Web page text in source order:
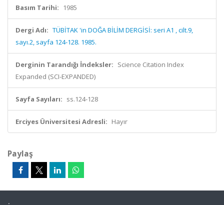
Basım Tarihi: 1985
Dergi Adı: TÜBİTAK 'in DOĞA BİLİM DERGİSİ: seri A1 , cilt.9,
sayı.2, sayfa 124-128. 1985.
Derginin Tarandığı İndeksler: Science Citation Index
Expanded (SCI-EXPANDED)
Sayfa Sayıları: ss.124-128
Erciyes Üniversitesi Adresli: Hayır
Paylaş